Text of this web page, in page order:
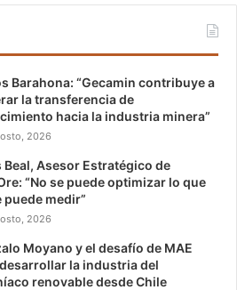
Barahona: “Gecamin contribuye a
la transferencia de
hacia la industria minera”
2026
Beal, Asesor Estratégico de
“No se puede optimizar lo que
puede medir”
2026
Moyano y el desafío de MAE
la industria del
renovable desde Chile